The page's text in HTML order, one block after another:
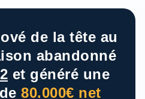
de la tête au
abandonné
et généré une
80.000€ net